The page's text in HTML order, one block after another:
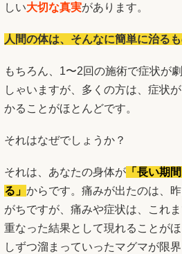
しい大切な真実があります。
人間の体は、そんなに簡単に治る
もちろん、1〜2回の施術で症状が
しゃいますが、多くの方は、症状
かることがほとんどです。
それはなぜでしょうか？
それは、あなたの身体が 「長い期
る」 からです。痛みが出たのは、
がちですが、痛みや症状は、これ
重なった結果として現れることが
しずつ溜まっていったマグマが限